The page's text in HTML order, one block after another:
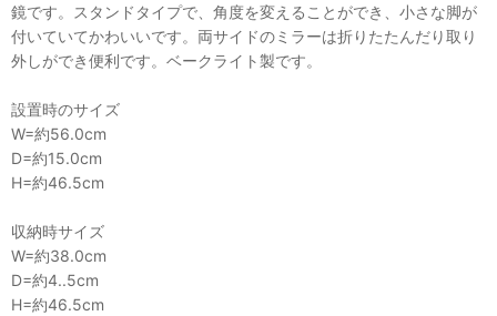
鏡です。スタンドタイプで、角度を変えることができ、小さな脚が
付いていてかわいいです。両サイドのミラーは折りたたんだり取り
外しができ便利です。ベークライト製です。
設置時のサイズ
W=約56.0cm
D=約15.0cm
H=約46.5cm
収納時サイズ
W=約38.0cm
D=約4..5cm
H=約46.5cm